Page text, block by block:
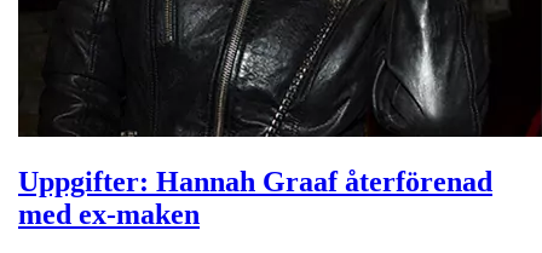
Uppgifter: Hannah Graaf återförenad
med ex-maken